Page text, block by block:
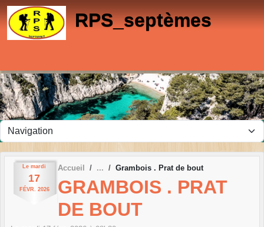
RPS_septèmes
Le mardi
17
FÉVR. 2026
Accueil Grambois . Prat de bout
GRAMBOIS . PRAT
DE BOUT
Panneau de gestion des cookies